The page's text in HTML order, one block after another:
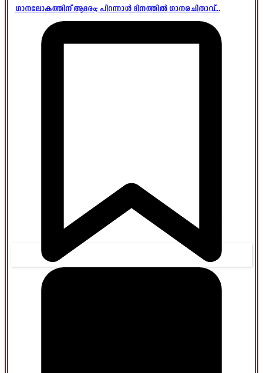
ഗാനലോകത്തിന് ആദരം; പിറന്നാൾ ദിനത്തിൽ ഗാനരചിതാവ്...